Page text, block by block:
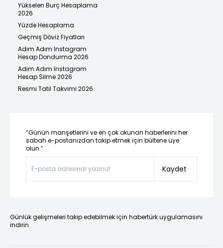
Yükselen Burç Hesaplama
2026
Yüzde Hesaplama
Geçmiş Döviz Fiyatları
Adım Adım Instagram
Hesap Dondurma 2026
Adım Adım Instagram
Hesap Silme 2026
Resmi Tatil Takvimi 2026
“Günün manşetlerini ve en çok okunan haberlerini her
sabah e-postanızdan takip etmek için bültene üye
olun.”
Kaydet
Günlük gelişmeleri takip edebilmek için habertürk uygulamasını
indirin